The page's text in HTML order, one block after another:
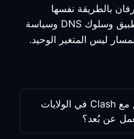
بالطريقة نفسها
تحقق من الحساب وجلسة التطبيق وسلوك DNS وسياسة
ليس المتغير الوحيد.
هل سيؤدي مسار متوافق مع Clash في الولايات
عن بُعد؟